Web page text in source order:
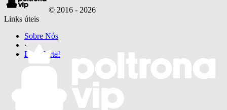
© 2016 - 2026
Links úteis
Sobre Nós
·
Faça Parte!